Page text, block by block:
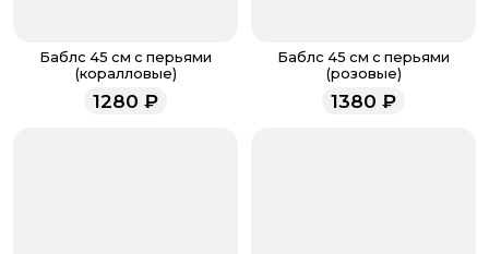
звоните по номеру телефона
8 (927) 936-71-86
напишите WhatsApp
+7 937 333-66-53. Наши
менеджеры работают ежедневно с 9.00 до 23.00 и
всегда рады проконсультировать вас.
Баблс 45 см с перьями
(коралловые)
1280 ₽
Баблс 45 см с перьями
(розовые)
1380 ₽